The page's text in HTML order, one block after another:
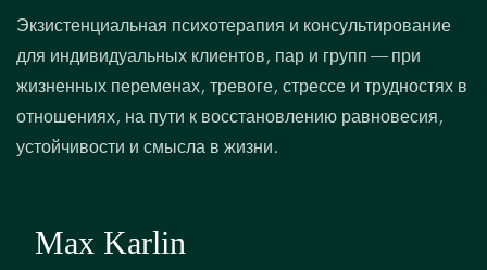
Экзистенциальная психотерапия и консультирование
для индивидуальных клиентов, пар и групп — при
жизненных переменах, тревоге, стрессе и трудностях в
отношениях, на пути к восстановлению равновесия,
устойчивости и смысла в жизни.